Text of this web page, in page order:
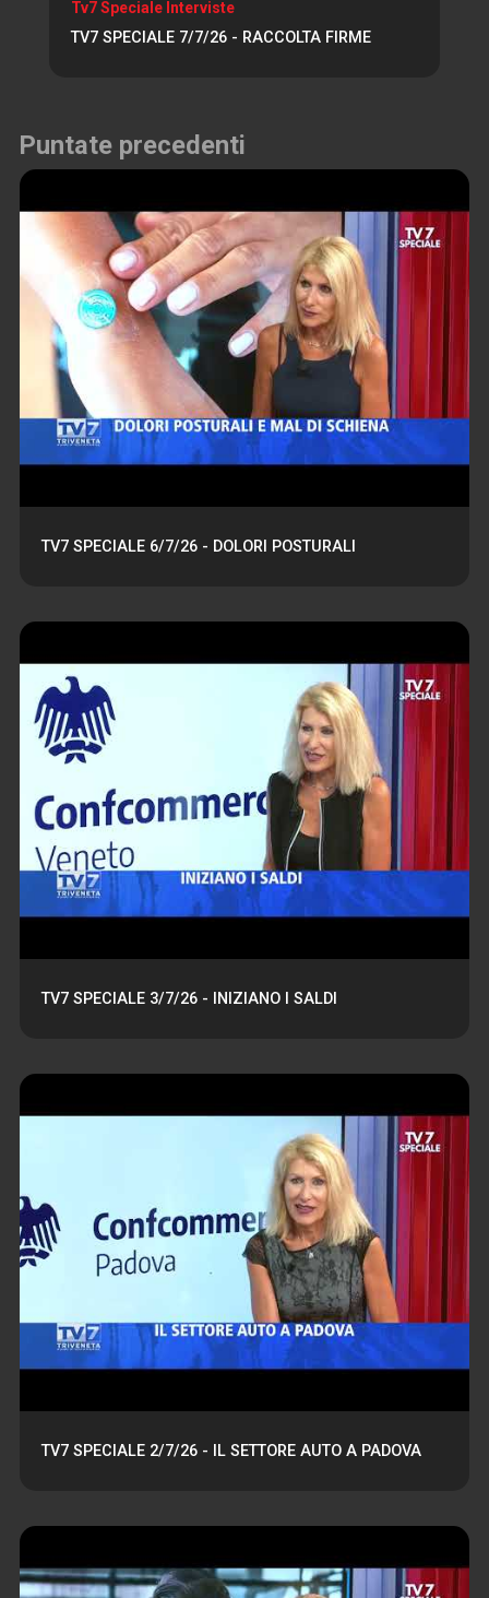
Tv7 Speciale Interviste
TV7 SPECIALE 7/7/26 - RACCOLTA FIRME
Puntate precedenti
TV7 SPECIALE 6/7/26 - DOLORI POSTURALI
TV7 SPECIALE 3/7/26 - INIZIANO I SALDI
TV7 SPECIALE 2/7/26 - IL SETTORE AUTO A PADOVA